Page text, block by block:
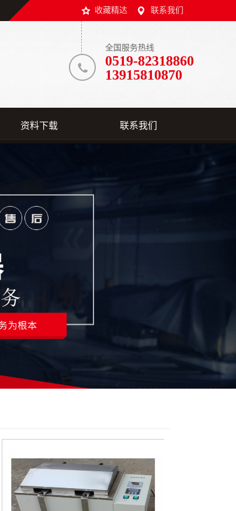
收藏精达 联系我们
全国服务热线
0519-82318860
13915810870
资料下载 联系我们